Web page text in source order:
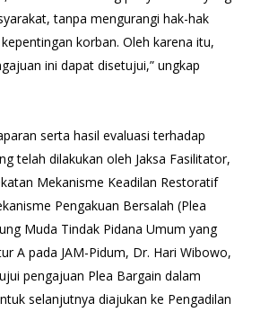
tanpa mengurangi hak-hak
korban. Oleh karena itu,
ini dapat disetujui,” ungkap
serta hasil evaluasi terhadap
telah dilakukan oleh Jaksa Fasilitator,
Mekanisme Keadilan Restoratif
Pengakuan Bersalah (Plea
Muda Tindak Pidana Umum yang
A pada JAM-Pidum, Dr. Hari Wibowo,
pengajuan Plea Bargain dalam
selanjutnya diajukan ke Pengadilan